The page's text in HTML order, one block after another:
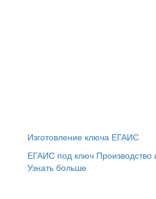
Изготовление ключа ЕГАИС
ЕГАИС под ключ Производство
Узнать больше